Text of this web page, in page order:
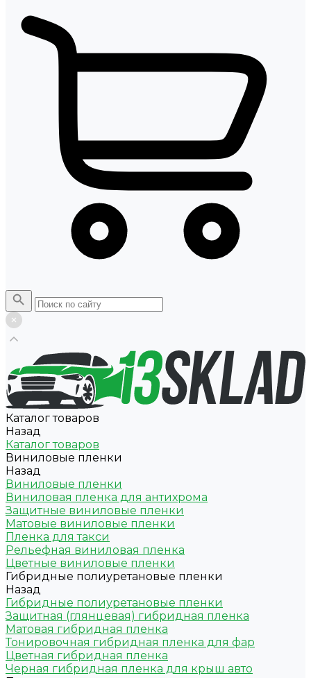
Каталог товаров
Назад
Каталог товаров
Виниловые пленки
Назад
Виниловые пленки
Виниловая пленка для антихрома
Защитные виниловые пленки
Матовые виниловые пленки
Пленка для такси
Рельефная виниловая пленка
Цветные виниловые пленки
Гибридные полиуретановые пленки
Назад
Гибридные полиуретановые пленки
Защитная (глянцевая) гибридная пленка
Матовая гибридная пленка
Тонировочная гибридная пленка для фар
Цветная гибридная пленка
Черная гибридная пленка для крыш авто